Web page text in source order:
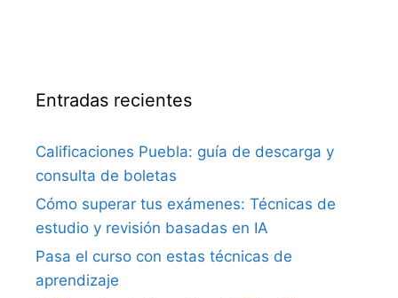
Entradas recientes
Calificaciones Puebla: guía de descarga y
consulta de boletas
Cómo superar tus exámenes: Técnicas de
estudio y revisión basadas en IA
Pasa el curso con estas técnicas de
aprendizaje